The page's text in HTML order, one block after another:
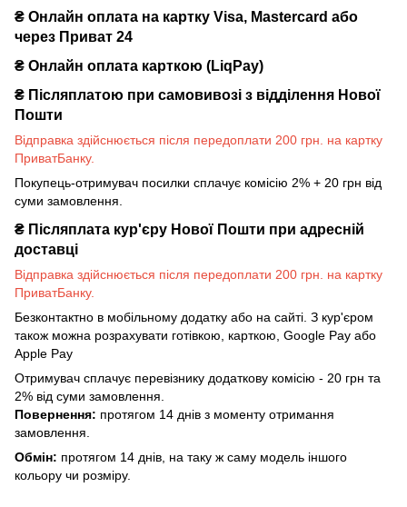
₴ Онлайн оплата на картку Visa, Mastercard або
через Приват 24
₴ Онлайн оплата карткою (LiqPay)
₴ Післяплатою при самовивозі з відділення Нової
Пошти
Відправка здійснюється після передоплати 200 грн. на картку
ПриватБанку.
Покупець-отримувач посилки сплачує комісію 2% + 20 грн від
суми замовлення.
₴ Післяплата кур'єру Нової Пошти при адресній
доставці
Відправка здійснюється після передоплати 200 грн. на картку
ПриватБанку.
Безконтактно в мобільному додатку або на сайті. З кур'єром
також можна розрахувати готівкою, карткою, Google Pay або
Apple Pay
Отримувач сплачує перевізнику додаткову комісію - 20 грн та
2% від суми замовлення.
Повернення: протягом 14 днів з моменту отримання
замовлення.
Обмін: протягом 14 днів, на таку ж саму модель іншого
кольору чи розміру.